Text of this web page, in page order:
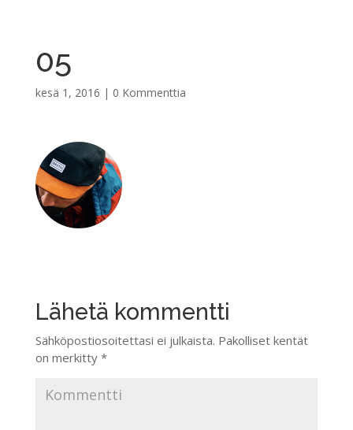
05
kesä 1, 2016 | 0 Kommenttia
Lähetä kommentti
Sähköpostiosoitettasi ei julkaista. Pakolliset kentät
on merkitty *